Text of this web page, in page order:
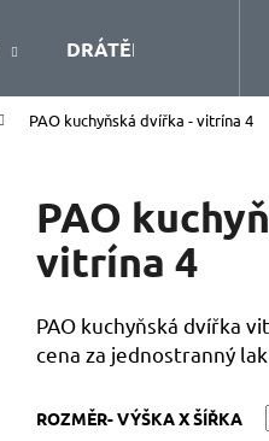
DRÁTĚNÝ PROGRAM
PAO kuchyňská dvířka - vitrína 4
PAO
vitrína 4
PAO kuchyňská dvířka
cena za jednostranný lak
ROZMĚR- VÝŠKA X ŠÍŘKA